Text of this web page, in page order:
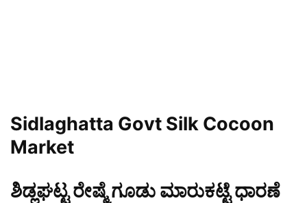
Sidlaghatta Govt Silk Cocoon
Market
ಶಿಡ್ಲಘಟ್ಟ ರೇಷ್ಮೆ ಗೂಡು ಮಾರುಕಟ್ಟೆ ಧಾರಣೆ